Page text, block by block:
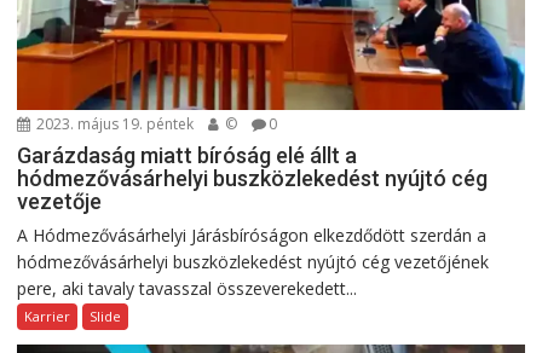
2023. május 19. péntek © 0
Garázdaság miatt bíróság elé állt a
hódmezővásárhelyi buszközlekedést nyújtó cég
vezetője
A Hódmezővásárhelyi Járásbíróságon elkezdődött szerdán a
hódmezővásárhelyi buszközlekedést nyújtó cég vezetőjének
pere, aki tavaly tavasszal összeverekedett...
Karrier Slide